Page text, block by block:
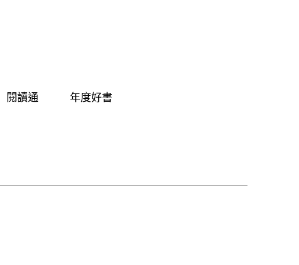
閱讀通 年度好書